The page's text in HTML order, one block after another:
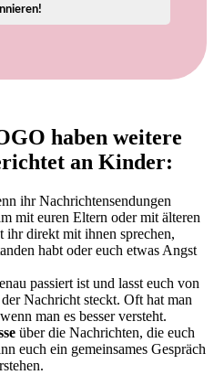
haben weitere
an Kinder:
ihr Nachrichtensendungen
mit euren Eltern oder mit älteren
ihr direkt mit ihnen sprechen,
habt oder euch etwas Angst
passiert ist und lasst euch von
Nachricht steckt. Oft hat man
man es besser versteht.
über die Nachrichten, die euch
euch ein gemeinsames Gespräch